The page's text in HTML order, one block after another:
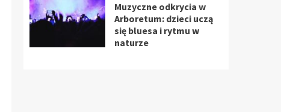
Muzyczne odkrycia w
Arboretum: dzieci uczą
się bluesa i rytmu w
naturze